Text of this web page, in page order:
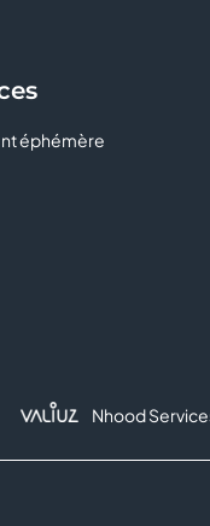
éphémère
Nhood